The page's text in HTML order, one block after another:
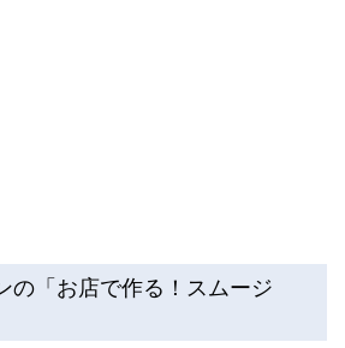
の「お店で作る！スムージ